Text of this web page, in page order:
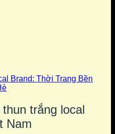
Brand: Thời Trang Bền
trắng local
Nam